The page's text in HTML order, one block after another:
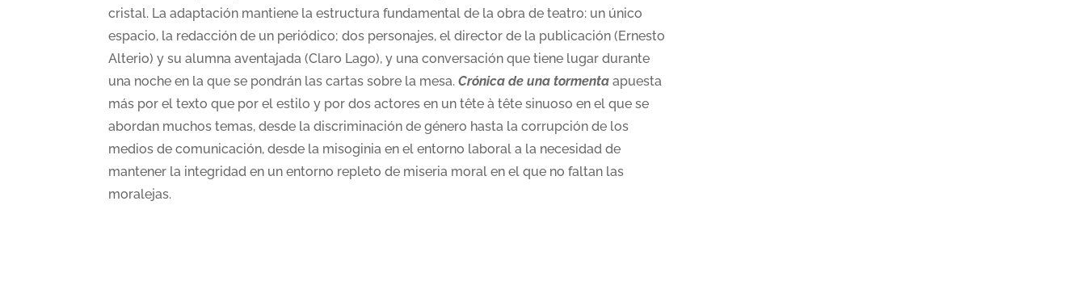
cristal. La adaptación mantiene la estructura fundamental de la obra de teatro: un único
espacio, la redacción de un periódico; dos personajes, el director de la publicación (Ernesto
Alterio) y su alumna aventajada (Claro Lago), y una conversación que tiene lugar durante
una noche en la que se pondrán las cartas sobre la mesa.Crónica de una tormenta apuesta
más por el texto que por el estilo y por dos actores en un tête à tête sinuoso en el que se
abordan muchos temas, desde la discriminación de género hasta la corrupción de los
medios de comunicación, desde la misoginia en el entorno laboral a la necesidad de
mantener la integridad en un entorno repleto de miseria moral en el que no faltan las
moralejas.